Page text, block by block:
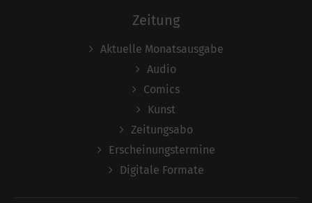
Zeitung
Aktuelle Monatsausgabe
Audio
Comics
Kunst
Zeitungsabo
Erscheinungstermine
Digitale Formate